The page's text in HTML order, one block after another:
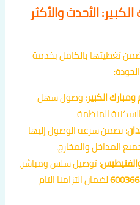
الأحدث والأكثر
تغطيتها بالكامل بخدمة
الكبير:وصول سهل
المنظمة.
نضمن سرعة الوصول إليها
المداخل والمخارج.
توصيل سلس ومباشر،
لضمان التزامنا التام